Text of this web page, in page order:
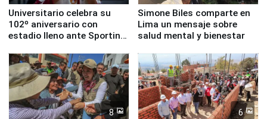
Universitario celebra su
102º aniversario con
estadio lleno ante Sporting
Simone Biles comparte en
Lima un mensaje sobre
salud mental y bienestar
8 6